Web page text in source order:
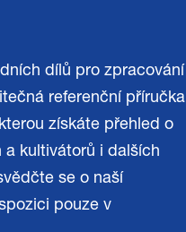
dílů pro zpracování
referenční příručka
získáte přehled o
a kultivátorů i dalších
se o naší
pouze v